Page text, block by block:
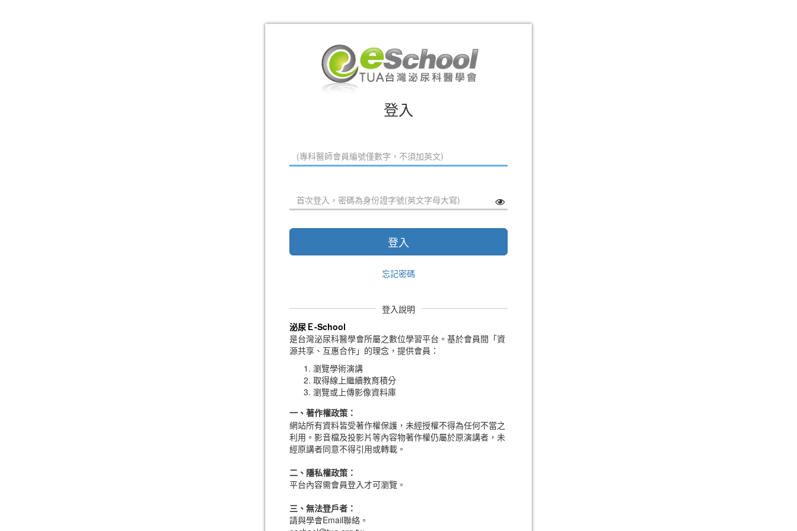
登入
登入
忘記密碼
登入說明
泌尿Ｅ-School
是台灣泌尿科醫學會所屬之數位學習平台。 基於會員間「資
源共享、互惠合作」的理念，提供會員：
瀏覽學術演講
取得線上繼續教育積分
瀏覽或上傳影像資料庫
一、 著作權政策 ：
網站所有資料皆受著作權保護，未經授權不得為任何不當之
利用。影音檔及投影片等內容物著作權仍屬於原演講者，未
經原講者同意不得引用或轉載。
二、隱私權政策：
平台內容需會員登入才可瀏覽。
三、無法登戶者：
請與學會Email聯絡。